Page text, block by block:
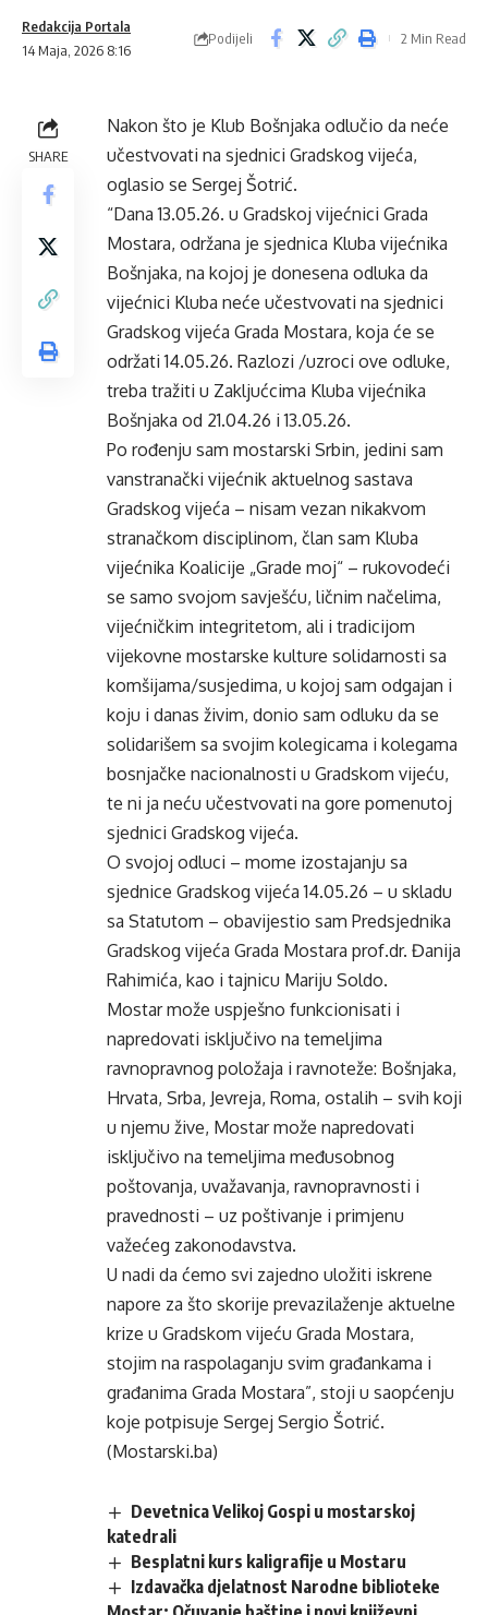
14 Maja, 2026 8:16
Redakcija Portala
Podijeli 2 Min Read
SHARE
Nakon što je Klub Bošnjaka odlučio da neće
učestvovati na sjednici Gradskog vijeća,
oglasio se Sergej Šotrić.
“Dana 13.05.26. u Gradskoj vijećnici Grada
Mostara, održana je sjednica Kluba vijećnika
Bošnjaka, na kojoj je donesena odluka da
vijećnici Kluba neće učestvovati na sjednici
Gradskog vijeća Grada Mostara, koja će se
održati 14.05.26. Razlozi /uzroci ove odluke,
treba tražiti u Zakljućcima Kluba vijećnika
Bošnjaka od 21.04.26 i 13.05.26.
Po rođenju sam mostarski Srbin, jedini sam
vanstranački vijećnik aktuelnog sastava
Gradskog vijeća – nisam vezan nikakvom
stranačkom disciplinom, član sam Kluba
vijećnika Koalicije „Grade moj“ – rukovodeći
se samo svojom savješću, ličnim načelima,
vijećničkim integritetom, ali i tradicijom
vijekovne mostarske kulture solidarnosti sa
komšijama/susjedima, u kojoj sam odgajan i
koju i danas živim, donio sam odluku da se
solidarišem sa svojim kolegicama i kolegama
bosnjačke nacionalnosti u Gradskom vijeću,
te ni ja neću učestvovati na gore pomenutoj
sjednici Gradskog vijeća.
O svojoj odluci – mome izostajanju sa
sjednice Gradskog vijeća 14.05.26 – u skladu
sa Statutom – obavijestio sam Predsjednika
Gradskog vijeća Grada Mostara prof.dr. Đanija
Rahimića, kao i tajnicu Mariju Soldo.
Mostar može uspješno funkcionisati i
napredovati isključivo na temeljima
ravnopravnog položaja i ravnoteže: Bošnjaka,
Hrvata, Srba, Jevreja, Roma, ostalih – svih koji
u njemu žive, Mostar može napredovati
isključivo na temeljima međusobnog
poštovanja, uvažavanja, ravnopravnosti i
pravednosti – uz poštivanje i primjenu
važećeg zakonodavstva.
U nadi da ćemo svi zajedno uložiti iskrene
napore za što skorije prevazilaženje aktuelne
krize u Gradskom vijeću Grada Mostara,
stojim na raspolaganju svim građankama i
građanima Grada Mostara”, stoji u saopćenju
koje potpisuje Sergej Sergio Šotrić.
(Mostarski.ba)
Devetnica Velikoj Gospi u mostarskoj
katedrali
Besplatni kurs kaligrafije u Mostaru
Izdavačka djelatnost Narodne biblioteke